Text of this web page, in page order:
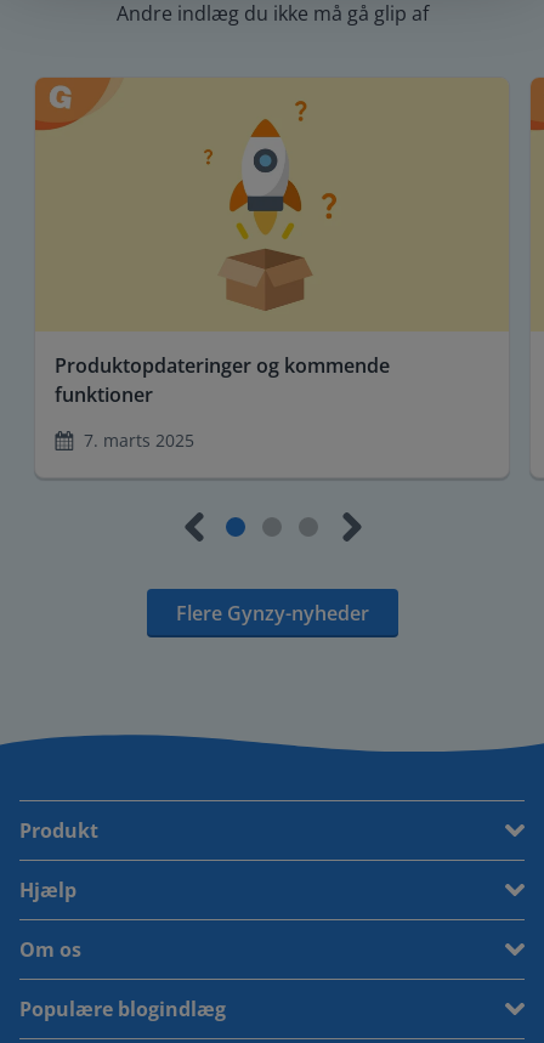
Andre indlæg du ikke må gå glip af
Produktopdateringer og kommende
funktioner
7. marts 2025
Flere Gynzy-nyheder
Produkt
Hjælp
Om os
Populære blogindlæg